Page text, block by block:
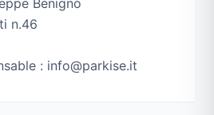
Benigno
n.46
: info@parkise.it